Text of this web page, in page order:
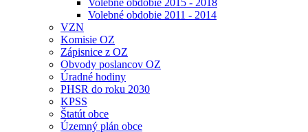
Volebné obdobie 2015 - 2018
Volebné obdobie 2011 - 2014
VZN
Komisie OZ
Zápisnice z OZ
Obvody poslancov OZ
Úradné hodiny
PHSR do roku 2030
KPSS
Štatút obce
Územný plán obce